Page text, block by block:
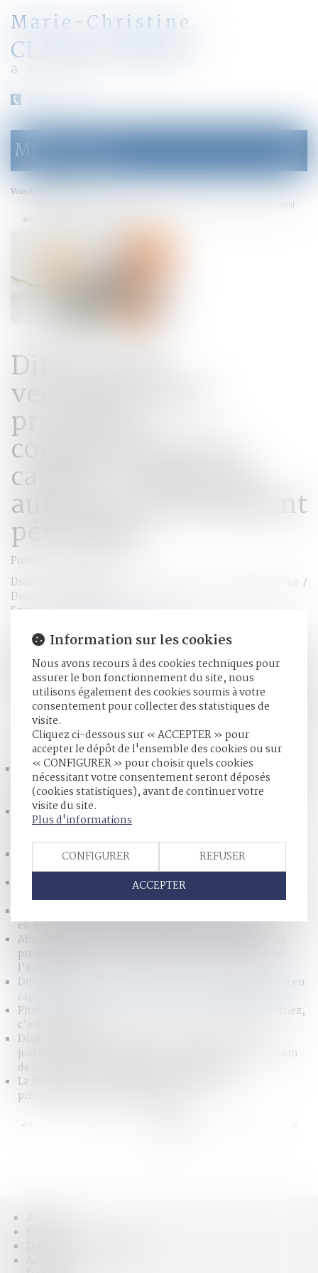
Marie-Christine
CLARAZ-MURAT
avocat
le
menu
MENU
Vous êtes ici :
Difficulté de versement de la prestation compensatoire en capital : le juge peut
autoriser un versement périodique
Difficulté de
versement de la
prestation
compensatoire en
capital : le juge peut
autoriser un versement
périodique
Publié le :
Droit de la famille, des personnes et de leur patrimoine /
Divorce et séparation
Source :
www.lemag-juridique.com
Saisie d’un litige entre deux époux, la Cour de cassation a
rappelé, le 1er juin dernier, que lorsque le débiteur de la
prestation compensatoire n'est pas en mesure de verser le
capital dans les conditions prévues...Lire la suite
HISTORIQUE
La décision qui se prononce sur une récompense calculée
selon le profit subsistant sans fixer la date de jouissance
divise est dépourvue de l’autorité de chose jugée
Fixation de la résidence de l’enfant et compétence
internationale du juge en cas de modification de la
résidence en cours de procédure
Vers une simplification des procédures de partage
judiciaire des indivisions
Nouvelle définition de la prise illégale d’intérêts : tout
changer pour que rien ne change
en jouissance entre les époux nus-propriétaires
Abus de biens sociaux : l’associé peut se prévaloir d’un
préjudice propre, distinct et découlant directement de
l’infraction
Difficulté de versement de la prestation compensatoire en
capital : le juge peut autoriser un versement périodique
Photographies d’un suspect sur la voie publique : souriez,
c’est régulier !
Dispositif antirapprochement : la mesure n’est pas
justifiée à défaut de lien entre l’infraction de destruction
de bien d’autrui en raison du lien conjugal
La filiation par reconnaissance repose sur une
présomption de réalité biologique
<<
>
Accueil
Information sur les cookies
Nous avons recours à des cookies techniques pour
assurer le bon fonctionnement du site, nous
utilisons également des cookies soumis à votre
consentement pour collecter des statistiques de
visite.
Cliquez ci-dessous sur « ACCEPTER » pour
accepter le dépôt de l'ensemble des cookies ou sur
« CONFIGURER » pour choisir quels cookies
nécessitant votre consentement seront déposés
(cookies statistiques), avant de continuer votre
visite du site.
Plus d'informations
CONFIGURER
REFUSER
ACCEPTER